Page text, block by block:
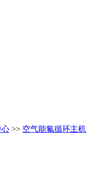
心 >> 空气能氟循环主机